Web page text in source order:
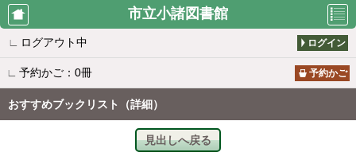
市立小諸図書館
新着案内
貸出の多い
本
予約の多い
∟ ログアウト中 ログイン
∟ 予約かご：0冊 予約かご
おすすめブックリスト（詳細）
見出しへ戻る